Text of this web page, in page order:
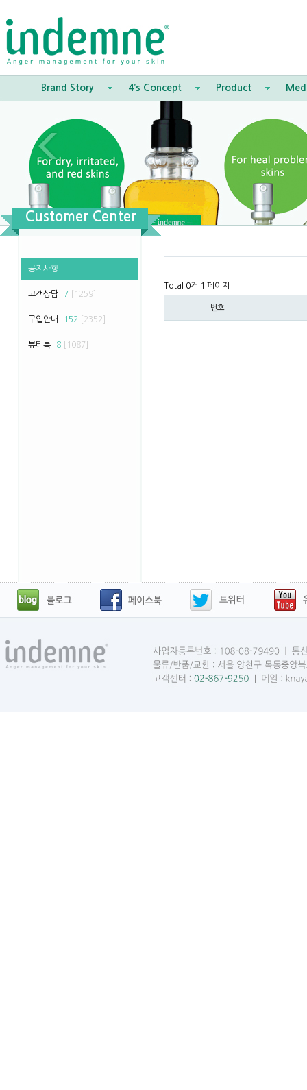
Brand Story 4’s Concept Product
Customer Center
공지사항
고객상담 7 [1259]
구입안내 152 [2352]
뷰티톡 8 [1087]
Total 0건 1 페이지
번호